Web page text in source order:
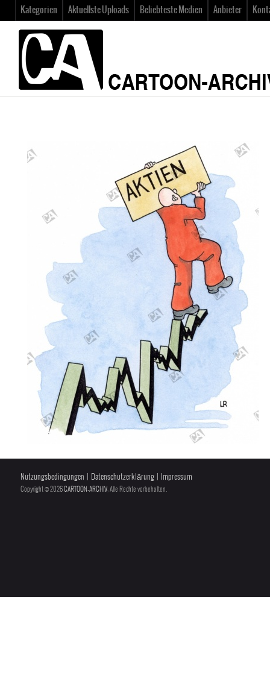
Kategorien Aktuellste Uploads Beliebteste Medien Anbieter
Nutzungsbedingungen Datenschutzerklärung Impressum
Copyright © 2026CARTOON-ARCHIV, Alle Rechte vorbehalten.